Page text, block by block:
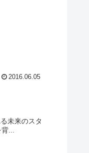
2016.06.05
未来のスタ
...